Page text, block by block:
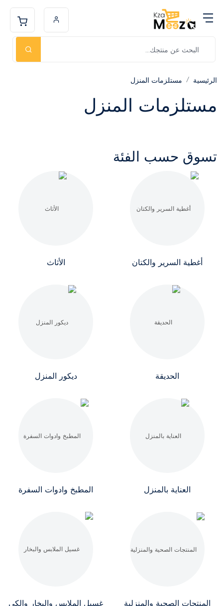
الرئيسية مستلزمات المنزل
مستلزمات المنزل
تسوق حسب الفئة
أغطية السرير والكتان الأثاث
الحديقة ديكور المنزل
العناية بالمنزل المطبخ وادوات السفرة
المنتجات الصحية والمنزلية غسيل الملابس والبخار والكي